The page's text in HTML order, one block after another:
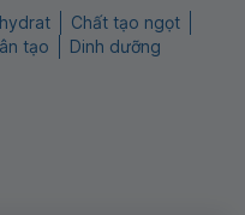
Chất tạo ngọt
tạo Dinh dưỡng